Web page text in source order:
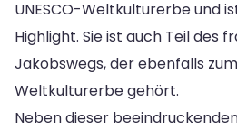
UNESCO-Weltkulturerbe und
Highlight. Sie ist auch Teil des
Jakobswegs, der ebenfalls zum
Weltkulturerbe gehört.
Neben dieser